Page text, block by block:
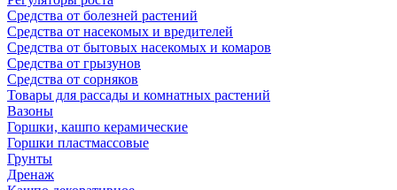
Средства от болезней растений
Средства от насекомых и вредителей
Средства от бытовых насекомых и комаров
Средства от грызунов
Средства от сорняков
Товары для рассады и комнатных растений
Вазоны
Горшки, кашпо керамические
Горшки пластмассовые
Грунты
Дренаж